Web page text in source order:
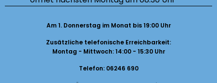
Am 1. Donnerstag im Monat bis 19:00 Uhr
Zusätzliche telefonische Erreichbarkeit:
Montag - Mittwoch: 14:00 - 15:30 Uhr
Telefon: 06246 690